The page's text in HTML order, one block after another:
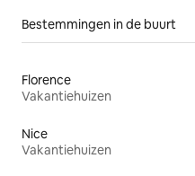
Bestemmingen in de buurt
Florence
Vakantiehuizen
Nice
Vakantiehuizen